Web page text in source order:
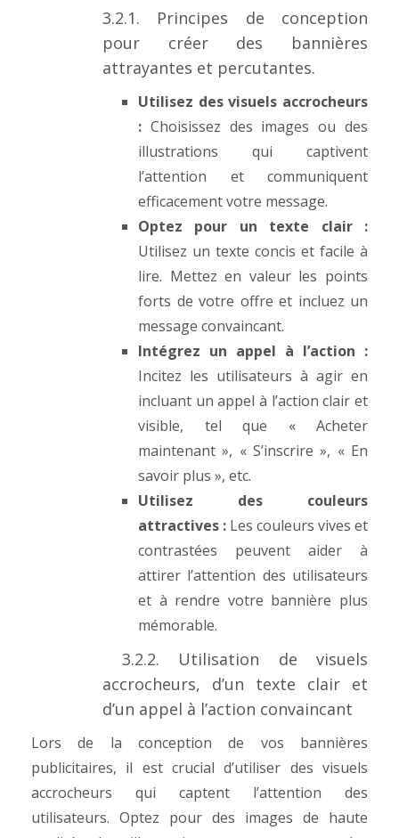
3.2.1. Principes de conception
pour créer des bannières
attrayantes et percutantes.
Utilisez des visuels accrocheurs
: Choisissez des images ou des
illustrations qui captivent
l’attention et communiquent
efficacement votre message.
Optez pour un texte clair :
Utilisez un texte concis et facile à
lire. Mettez en valeur les points
forts de votre offre et incluez un
message convaincant.
Intégrez un appel à l’action :
Incitez les utilisateurs à agir en
incluant un appel à l’action clair et
visible, tel que « Acheter
maintenant », « S’inscrire », « En
savoir plus », etc.
Utilisez des couleurs
attractives : Les couleurs vives et
contrastées peuvent aider à
attirer l’attention des utilisateurs
et à rendre votre bannière plus
mémorable.
3.2.2. Utilisation de visuels
accrocheurs, d’un texte clair et
d’un appel à l’action convaincant
Lors de la conception de vos bannières
publicitaires, il est crucial d’utiliser des visuels
accrocheurs qui captent l’attention des
utilisateurs. Optez pour des images de haute